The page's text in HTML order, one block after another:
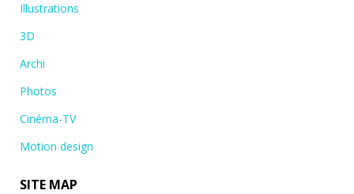
Illustrations
3D
Archi
Photos
Cinéma-TV
Motion design
SITE MAP